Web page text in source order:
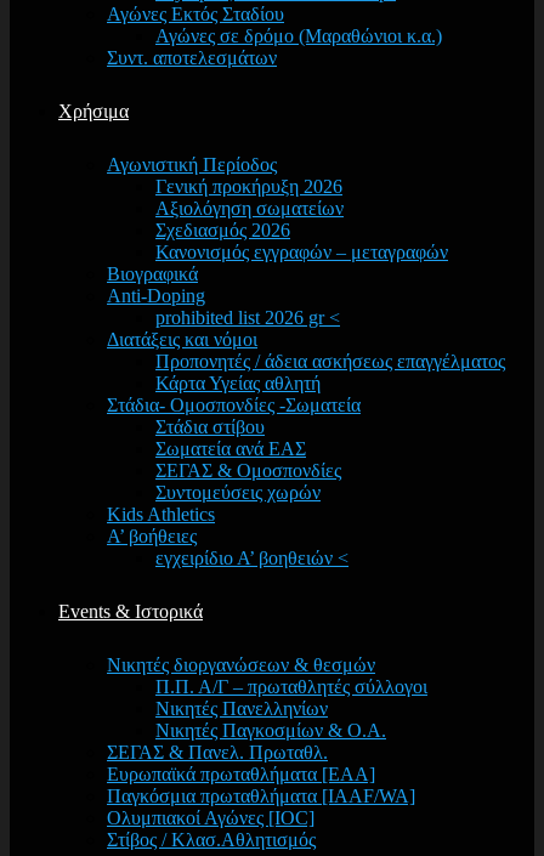
Αγώνες Εκτός Σταδίου
Αγώνες σε δρόμο (Μαραθώνιοι κ.α.)
Συντ. αποτελεσμάτων
Χρήσιμα
Αγωνιστική Περίοδος
Γενική προκήρυξη 2026
Αξιολόγηση σωματείων
Σχεδιασμός 2026
Κανονισμός εγγραφών – μεταγραφών
Βιογραφικά
Anti-Doping
prohibited list 2026 gr <
Διατάξεις και νόμοι
Προπονητές / άδεια ασκήσεως επαγγέλματος
Κάρτα Υγείας αθλητή
Στάδια- Ομοσπονδίες -Σωματεία
Στάδια στίβου
Σωματεία ανά ΕΑΣ
ΣΕΓΑΣ & Ομοσπονδίες
Συντομεύσεις χωρών
Kids Athletics
Α’ βοήθειες
εγχειρίδιο Α’ βοηθειών <
Events & Ιστορικά
Νικητές διοργανώσεων & θεσμών
Π.Π. Α/Γ – πρωταθλητές σύλλογοι
Νικητές Πανελληνίων
Νικητές Παγκοσμίων & Ο.Α.
ΣΕΓΑΣ & Πανελ. Πρωταθλ.
Ευρωπαϊκά πρωταθλήματα [EAA]
Παγκόσμια πρωταθλήματα [IAAF/WA]
Ολυμπιακοί Αγώνες [IOC]
Στίβος / Κλασ.Αθλητισμός